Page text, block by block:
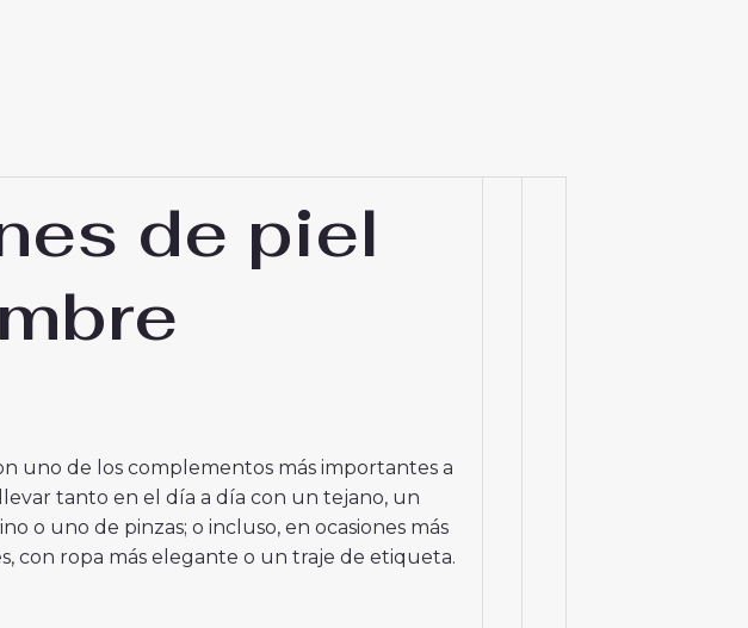
de piel
uno de los complementos más importantes a
tanto en el día a día con un tejano, un
o uno de pinzas; o incluso, en ocasiones más
con ropa más elegante o un traje de etiqueta.